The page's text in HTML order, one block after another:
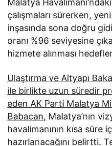
Malatya
çalışmaları sürerken,
inşasında sona doğru
oranı %96 seviyesine
hizmete alınması
Ulaştırma ve Altyapı
ile birlikte uzun süredir
eden AK Parti Malatya
Babacan, Malatya’nın
havalimanının kısa süre
hazırlanacağını belirtti.